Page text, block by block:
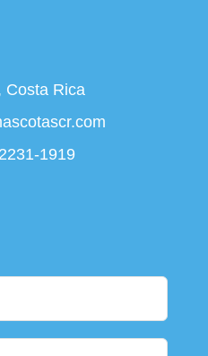
Costa Rica
2231-1919